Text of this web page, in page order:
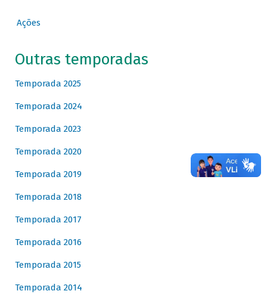
Ações
Outras temporadas
Temporada 2025
Temporada 2024
Temporada 2023
Temporada 2020
Temporada 2019
Temporada 2018
Temporada 2017
Temporada 2016
Temporada 2015
Temporada 2014